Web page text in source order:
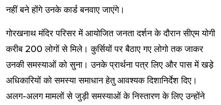
नहीं बने होंगे उनके कार्ड बनवाए जाएंगे।
गोरखनाथ मंदिर परिसर में आयोजित जनता दर्शन के दौरान सीएम योगी
करीब 200 लोगों से मिले। कुर्सियों पर बैठाए गए लोगो तक जाकर
उनकी समस्याओं को सुना। उनके प्रार्थना पत्र लिए और पास में खड़े
अधिकारियों को समस्या समाधान हेतु आवश्यक दिशानिर्देश दिए।
अलग-अलग मामलों से जुड़ी समस्याओं के निस्तारण के लिए उन्होंने